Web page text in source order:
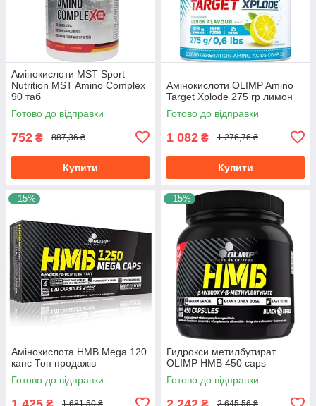
Амінокислоти MST Sport
Nutrition MST Amino Complex
90 таб
Готово до відправки
752 ₴ 887,36 ₴
Купити
Амінокислоти OLIMP Amino
Target Xplode 275 гр лимон
Готово до відправки
1 082 ₴ 1 276,76 ₴
Купити
–15%
Амінокислота HMB Mega 120
капс Топ продажів
Готово до відправки
–15%
Гидрокси метилбутират
OLIMP HMB 450 caps
Готово до відправки